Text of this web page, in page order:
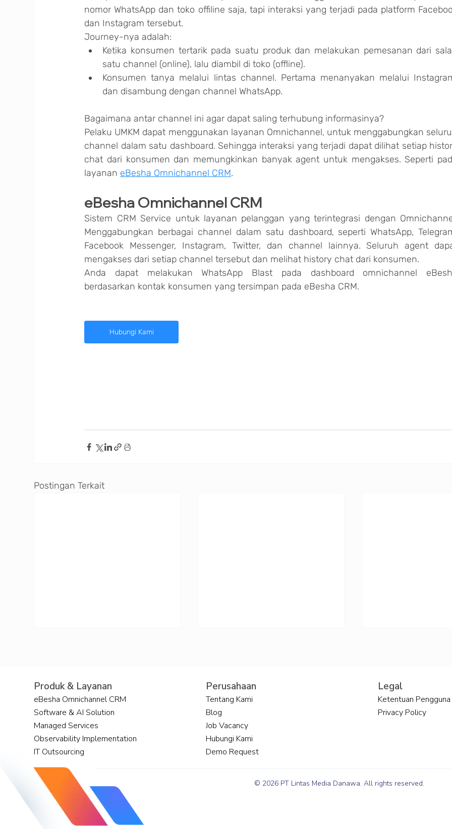
nomor WhatsApp dan toko offiline saja, tapi interaksi yang terjadi pada platform
dan Instagram tersebut.
Journey-nya adalah:
Ketika konsumen tertarik pada suatu produk dan melakukan pemesanan dari
satu channel (online), lalu diambil di toko (offline).
Konsumen tanya melalui lintas channel. Pertama menanyakan melalui
dan disambung dengan channel WhatsApp.
Bagaimana antar channel ini agar dapat saling terhubung informasinya?
Pelaku UMKM dapat menggunakan layanan Omnichannel, untuk menggabungkan
channel dalam satu dashboard. Sehingga interaksi yang terjadi dapat dilihat setiap
chat dari konsumen dan memungkinkan banyak agent untuk mengakses. Seperti
layanan eBesha Omnichannel CRM.
eBesha Omnichannel CRM
Sistem CRM Service untuk layanan pelanggan yang terintegrasi dengan
Menggabungkan berbagai channel dalam satu dashboard, seperti WhatsApp,
Facebook Messenger, Instagram, Twitter, dan channel lainnya. Seluruh agent
mengakses dari setiap channel tersebut dan melihat history chat dari konsumen.
Anda dapat melakukan WhatsApp Blast pada dashboard omnichannel
berdasarkan kontak konsumen yang tersimpan pada eBesha CRM.
Hubungi Kami
Postingan Terkait
Pentingnya Memilih Solusi
Digital yang Tepat untuk
Bisnis
CRM Berbasis AI untuk
Masa Depan Bisnis
© 2026 PT Lintas Media Danawa. All rights reserved.
eBesha Omnichannel CRM
Software & AI Solution
Managed Services
Observability Implementation
IT Outsourcing
Produk & Layanan Legal
Ketentuan Pengguna
Privacy Policy
Perusahaan
Tentang Kami
Blog
Job Vacancy
Hubungi Kami
Demo Request